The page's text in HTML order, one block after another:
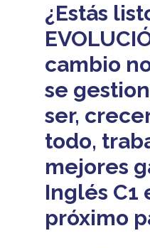
¿Estás
cambio
se
ser,
todo,
mejores
Inglés C1
próximo